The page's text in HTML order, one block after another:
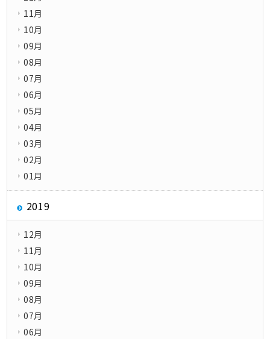
11月
10月
09月
08月
07月
06月
05月
04月
03月
02月
01月
2019
12月
11月
10月
09月
08月
07月
06月